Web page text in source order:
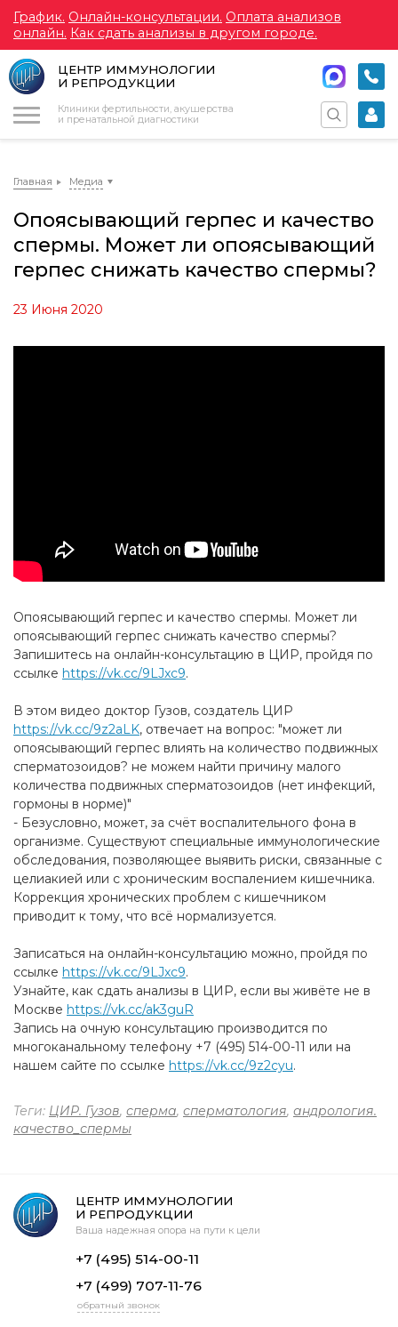
График. Онлайн-консультации. Оплата анализов
онлайн. Как сдать анализы в другом городе.
ЦЕНТР ИММУНОЛОГИИ
И РЕПРОДУКЦИИ
Клиники фертильности, акушерства
и пренатальной диагностики
Главная Медиа
Опоясывающий герпес и качество
спермы. Может ли опоясывающий
герпес снижать качество спермы?
23 Июня 2020
Опоясывающий герпес и качество спермы. Может ли
опоясывающий герпес снижать качество спермы?
Запишитесь на онлайн-консультацию в ЦИР, пройдя по
ссылке https://vk.cc/9LJxc9.
В этом видео доктор Гузов, создатель ЦИР
https://vk.cc/9z2aLK, отвечает на вопрос: "может ли
опоясывающий герпес влиять на количество подвижных
сперматозоидов? не можем найти причину малого
количества подвижных сперматозоидов (нет инфекций,
гормоны в норме)"
- Безусловно, может, за счёт воспалительного фона в
организме. Существуют специальные иммунологические
обследования, позволяющее выявить риски, связанные с
целиакией или с хроническим воспалением кишечника.
Коррекция хронических проблем с кишечником
приводит к тому, что всё нормализуется.
Записаться на онлайн-консультацию можно, пройдя по
ссылке https://vk.cc/9LJxc9.
Узнайте, как сдать анализы в ЦИР, если вы живёте не в
Москве https://vk.cc/ak3guR
Запись на очную консультацию производится по
многоканальному телефону +7 (495) 514-00-11 или на
нашем сайте по ссылке https://vk.cc/9z2cyu.
Теги: ЦИР. Гузов, сперма, сперматология, андрология.
качество_спермы
ЦЕНТР ИММУНОЛОГИИ
И РЕПРОДУКЦИИ
Ваша надежная опора на пути к цели
+7 (495) 514-00-11
+7 (499) 707-11-76
обратный звонок